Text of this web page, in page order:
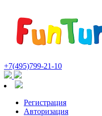
+7(495)799-21-10
Регистрация
Авторизация